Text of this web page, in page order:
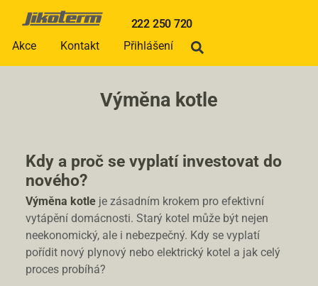
222 250 720
Akce
Kontakt Přihlášení
Výměna kotle
Kdy a proč se vyplatí investovat do
nového?
Výměna kotle je zásadním krokem pro efektivní
vytápění domácnosti. Starý kotel může být nejen
neekonomický, ale i nebezpečný. Kdy se vyplatí
pořídit nový plynový nebo elektrický kotel a jak celý
proces probíhá?